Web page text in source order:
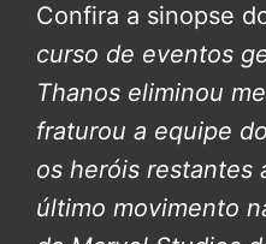
Confira a sinopse
curso de eventos
Thanos eliminou
fraturou a equipe
os heróis restantes
último movimento